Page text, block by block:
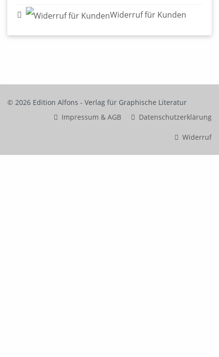
Widerruf für Kunden
© 2026 Edition Alfons - Verlag für Graphische Literatur
Impressum & AGB
Datenschutzerklärung
Widerruf